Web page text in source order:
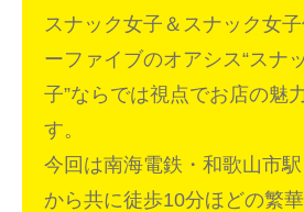
スナック女子＆スナック女
ーファイブのオアシス“スナ
子”ならでは視点でお店の魅
す。
今回は南海電鉄・和歌山市
から共に徒歩10分ほどの繁